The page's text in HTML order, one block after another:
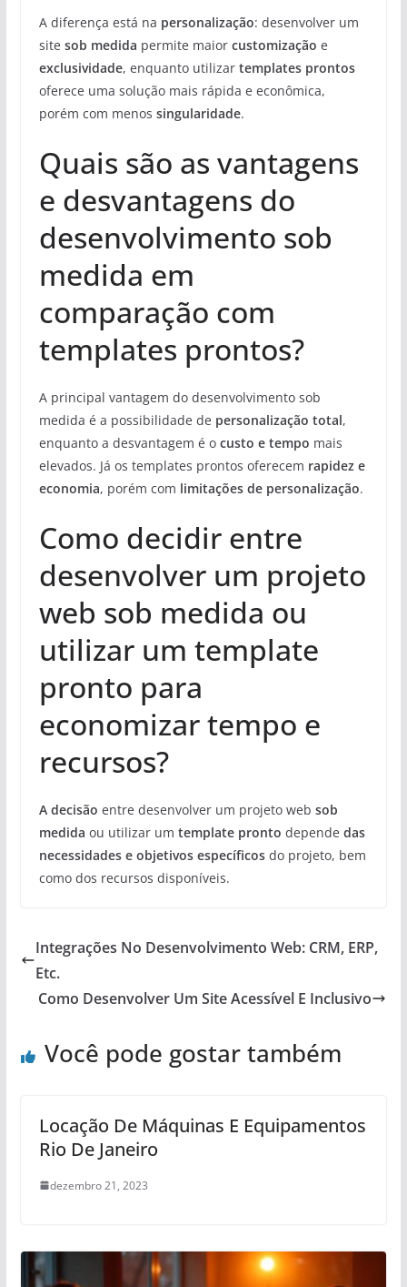
A diferença está na personalização: desenvolver um
site sob medida permite maior customização e
exclusividade, enquanto utilizar templates prontos
oferece uma solução mais rápida e econômica,
porém com menos singularidade.
Quais são as vantagens
e desvantagens do
desenvolvimento sob
medida em
comparação com
templates prontos?
A principal vantagem do desenvolvimento sob
medida é a possibilidade de personalização total,
enquanto a desvantagem é o custo e tempo mais
elevados. Já os templates prontos oferecem rapidez e
economia, porém com limitações de personalização.
Como decidir entre
desenvolver um projeto
web sob medida ou
utilizar um template
pronto para
economizar tempo e
recursos?
A decisão entre desenvolver um projeto web sob
medida ou utilizar um template pronto depende das
necessidades e objetivos específicosdo projeto, bem
como dos recursos disponíveis.
Integrações No Desenvolvimento Web: CRM, ERP,
Etc.
Como Desenvolver Um Site Acessível E Inclusivo
Você pode gostar também
Locação De Máquinas E Equipamentos
Rio De Janeiro
dezembro 21, 2023